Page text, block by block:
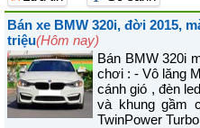
Bán xe BMW 320i, đời 2015,
triệu(Hôm nay)
Bán BMW 320i
chơi : - Vô lăng
cánh gió , đèn
và khung gầm
TwinPower